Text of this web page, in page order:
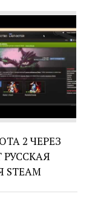
2 ЧЕРЕЗ
РУССКАЯ
STEAM